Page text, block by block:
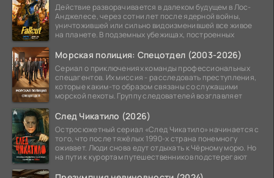
Действие разворачивается в далеком будущем в Лос-
Анджелесе, через сотни лет после ядерной войны,
уничтожившей или сильно видоизменившей все живое
на планете. В подземных убежищах, построенных
Морская полиция: Спецотдел (2003-2026)
Сериал о приключениях команды профессиональных
спецагентов. Их миссия - расследовать преступления,
которые каким-то образом связаны со служащими
морской пехоты. Группу следователей возглавляет
След Чикатило (2026)
Остросюжетный сериал «След Чикатило» начинается с
того, что после тяжёлых 1990-х страна понемногу
оживает. Люди снова едут отдыхать к Чёрному морю. Но
на пути к курортам путешественников подстерегают